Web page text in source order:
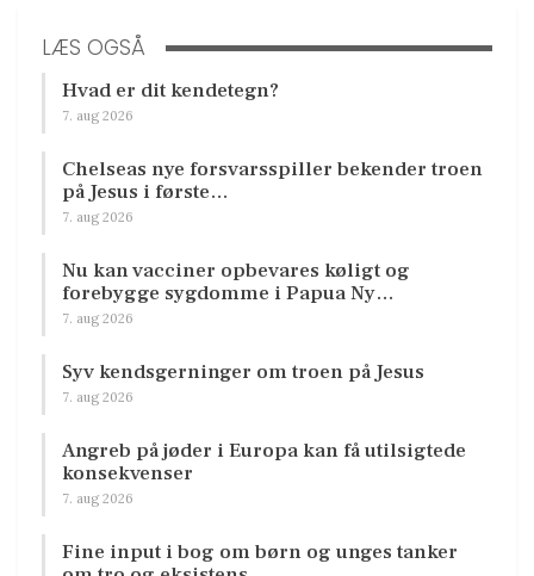
LÆS OGSÅ
Hvad er dit kendetegn?
7. aug 2026
Chelseas nye forsvarsspiller bekender troen
på Jesus i første…
7. aug 2026
Nu kan vacciner opbevares køligt og
forebygge sygdomme i Papua Ny…
7. aug 2026
Syv kendsgerninger om troen på Jesus
7. aug 2026
Angreb på jøder i Europa kan få utilsigtede
konsekvenser
7. aug 2026
Fine input i bog om børn og unges tanker